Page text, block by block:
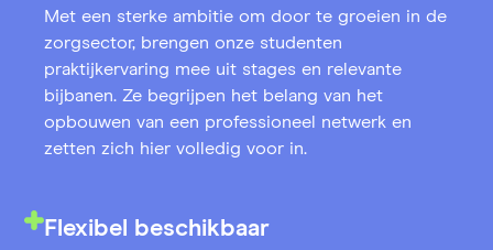
Met een sterke ambitie om door te groeien in de
zorgsector, brengen onze studenten
praktijkervaring mee uit stages en relevante
bijbanen. Ze begrijpen het belang van het
opbouwen van een professioneel netwerk en
zetten zich hier volledig voor in.
Flexibel beschikbaar